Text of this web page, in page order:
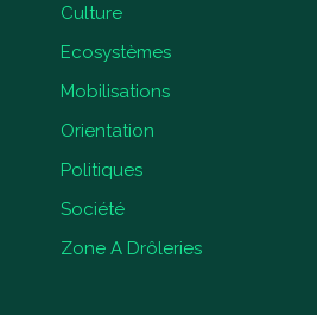
Culture
Ecosystèmes
Mobilisations
Orientation
Politiques
Société
Zone A Drôleries